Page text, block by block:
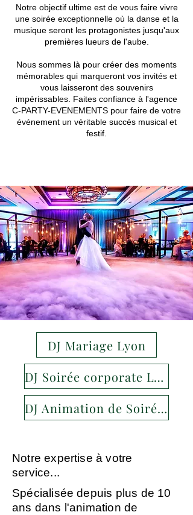
Notre objectif ultime est de vous faire vivre
une soirée exceptionnelle où la danse et la
musique seront les protagonistes jusqu'aux
premières lueurs de l'aube.
Nous sommes là pour créer des moments
mémorables qui marqueront vos invités et
vous laisseront des souvenirs
impérissables. Faites confiance à l'agence
C-PARTY-EVENEMENTS pour faire de votre
événement un véritable succès musical et
festif.
DJ Mariage Lyon
DJ Soirée corporate Lyon
DJ Animation de Soirée Lyon
Notre expertise à votre
service...
Spécialisée depuis plus de 10
ans dans l'animation de